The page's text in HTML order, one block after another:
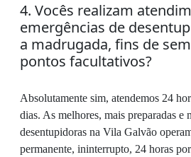
4. Vocês realizam
emergências de
a madrugada, fins de
pontos facultativos?
Absolutamente sim, atendemos 24
dias. As melhores, mais preparadas e
desentupidoras na Vila Galvão
permanente, ininterrupto, 24 horas